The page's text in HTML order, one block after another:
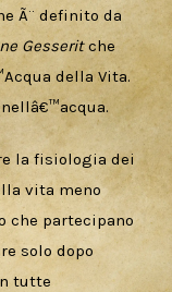
Ã¨ definito da
Gesserit che
della Vita.
la fisiologia dei
vita meno
che partecipano
solo dopo
tutte